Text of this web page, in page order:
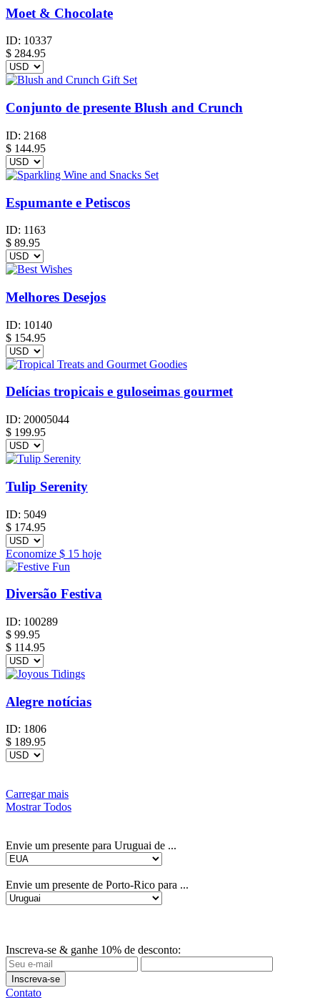
Moet & Chocolate
ID: 10337
$ 284.95
Conjunto de presente Blush and Crunch
ID: 2168
$ 144.95
Espumante e Petiscos
ID: 1163
$ 89.95
Melhores Desejos
ID: 10140
$ 154.95
Delícias tropicais e guloseimas gourmet
ID: 20005044
$ 199.95
Tulip Serenity
ID: 5049
$ 174.95
Economize $ 15 hoje
Diversão Festiva
ID: 100289
$ 99.95
$ 114.95
Alegre notícias
ID: 1806
$ 189.95
Carregar mais
Mostrar Todos
Envie um presente para Uruguai de ...
Envie um presente de Porto-Rico para ...
Inscreva-se & ganhe 10% de desconto:
Inscreva-se
Contato